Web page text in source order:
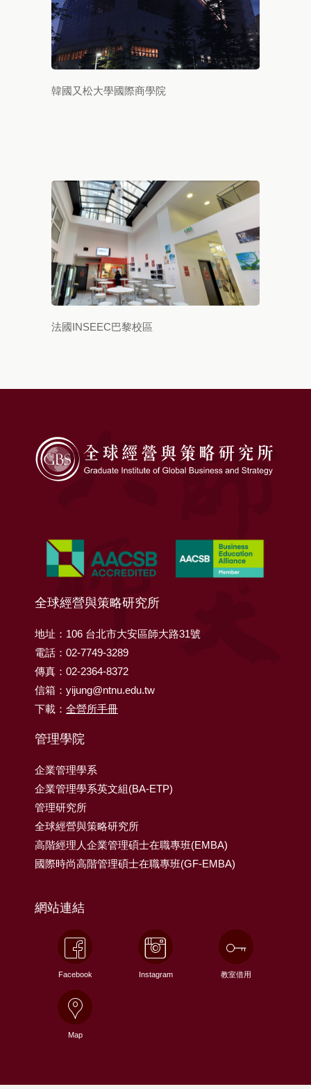
韓國又松大學國際商學院
法國INSEEC巴黎校區
全球經營與策略研究所
地址：106 台北市大安區師大路31號
電話：02-7749-3289
傳真：02-2364-8372
信箱：yijung@ntnu.edu.tw
下載： 全營所手冊
管理學院
企業管理學系
企業管理學系英文組(BA-ETP)
管理研究所
全球經營與策略研究所
高階經理人企業管理碩士在職專班(EMBA)
國際時尚高階管理碩士在職專班(GF-EMBA)
網站連結
Facebook Instagram 教室借用
Map